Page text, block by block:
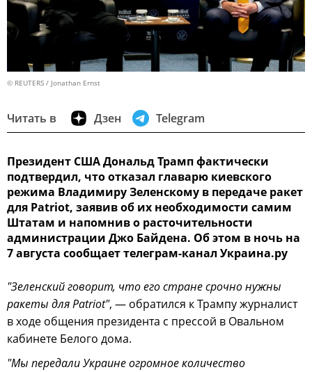
© REUTERS / Jonathan Ernst
Читать в Дзен Telegram
Президент США Дональд Трамп фактически
подтвердил, что отказал главарю киевского
режима Владимиру Зеленскому в передаче ракет
для Patriot, заявив об их необходимости самим
Штатам и напомнив о расточительности
администрации Джо Байдена. Об этом в ночь на
7 августа сообщает телеграм-канал Украина.ру
"Зеленский говорит, что его стране срочно нужны
ракеты для Patriot", — обратился к Трампу журналист
в ходе общения президента с прессой в Овальном
кабинете Белого дома.
"Мы передали Украине огромное количество